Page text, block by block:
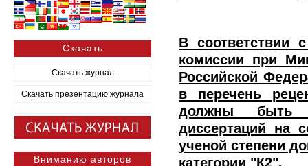
Скачать
Скачать журнал
Скачать презентацию журнала
Вниманию авторов
В соответствии
комиссии при
Российской
в перечень
должны быть
диссертаций на
ученой степени
категории "К2".